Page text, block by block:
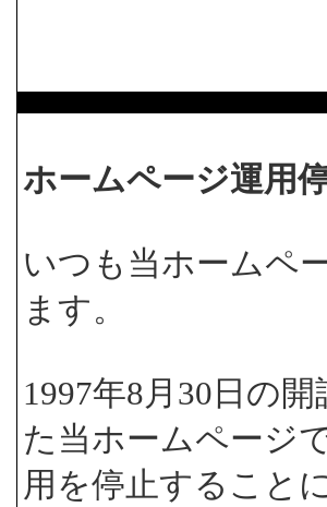
ホームページ運用
いつも当ホームペ
ます。
1997年8月30日の
た当ホームページ
用を停止すること